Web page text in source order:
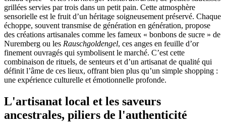
grillées servies par trois dans un petit pain. Cette atmosphère
sensorielle est le fruit d’un héritage soigneusement préservé. Chaque
échoppe, souvent transmise de génération en génération, propose
des créations artisanales comme les fameux « bonbons de sucre » de
Nuremberg ou les Rauschgoldengel, ces anges en feuille d’or
finement ouvragés qui symbolisent le marché. C’est cette
combinaison de rituels, de senteurs et d’un artisanat de qualité qui
définit l’âme de ces lieux, offrant bien plus qu’un simple shopping :
une expérience culturelle et émotionnelle profonde.
L'artisanat local et les saveurs
ancestrales, piliers de l'authenticité